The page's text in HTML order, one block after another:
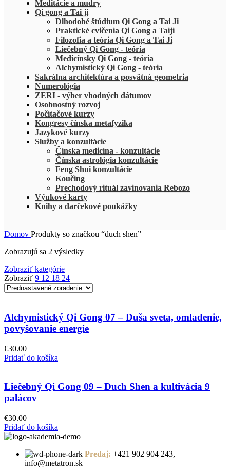
Meditácie a mudry
Qi gong a Tai ji
Dlhodobé štúdium Qi Gong a Tai Ji
Praktické cvičenia Qi Gong a Taiji
Filozofia a teória Qi Gong a Tai Ji
Liečebný Qi Gong - teória
Medicínsky Qi Gong - teória
Alchymistický Qi Gong - teória
Sakrálna architektúra a posvätná geometria
Numerológia
ZERI - výber vhodných dátumov
Osobnostný rozvoj
Počítačové kurzy
Kongresy čínska metafyzika
Jazykové kurzy
Služby a konzultácie
Čínska medicína - konzultácie
Čínska astrológia konzultácie
Feng Shui konzultácie
Koučing
Prechodový rituál zavinovania Rebozo
Výukové karty
Knihy a darčekové poukážky
Domov Produkty so značkou “duch shen”
Zobrazujú sa 2 výsledky
Zobraziť kategórie
Zobraziť 9 12 18 24
Alchymistický Qi Gong 07 – Duša sveta, omladenie,
povyšovanie energie
€30.00
Pridať do košíka
Liečebný Qi Gong 09 – Duch Shen a kultivácia 9
palácov
€30.00
Pridať do košíka
Predaj: +421 902 904 243,
info@metatron.sk